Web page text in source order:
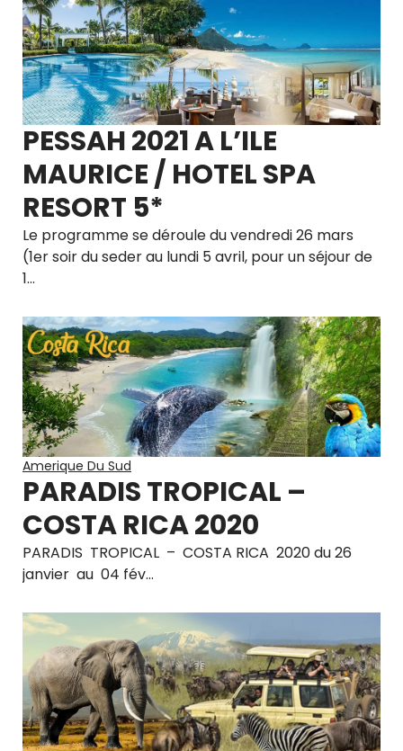
PESSAH 2021 A L’ILE
MAURICE / HOTEL SPA
RESORT 5*
Le programme se déroule du vendredi 26 mars
(1er soir du seder au lundi 5 avril, pour un séjour de
1…
Amerique Du Sud
PARADIS TROPICAL –
COSTA RICA 2020
PARADIS TROPICAL – COSTA RICA 2020 du 26
janvier au 04 fév…